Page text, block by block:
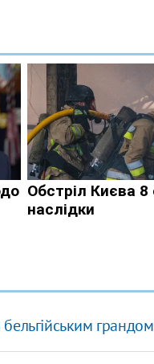
грандом